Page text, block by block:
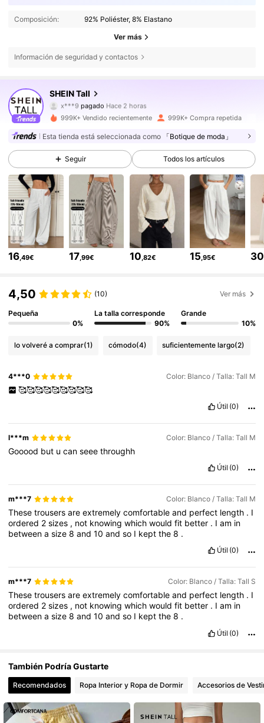
Composición: 92% Poliéster, 8% Elastano
Ver más
Información de seguridad y contactos
SHEIN Tall
4,81
1M Seguidores
j***kseguido haceHace 30 minutos
4,81 1M Seguidores
1M Seguidores
4,81 1M Seguidores
4,81
4,81 1M Seguidores
4,81 1M Seguidores
999K+ Vendido recientemente 999K+ Compra repetida
Esta tienda está seleccionada como 「Botique de moda」
Seguir Todos los artículos
16,49€ 17,99€ 10,82€ 15,95€ 30
4,50 (10) Ver más
Pequeña
0%
La talla corresponde
90%
Grande
10%
lo volveré a comprar(1) cómodo(4) suficientemente largo(2)
4***0 Color: Blanco / Talla: Tall M
🥰🥰🥰🥰🥰🥰🥰🥰🥰
Útil (0)
l***m Color: Blanco / Talla: Tall M
Gooood but ucanseeethroughh
Útil (0)
m***7 Color: Blanco / Talla: Tall M
Thesetrousersareextremelycomfortableand perfect length . I
ordered 2sizes , not knowingwhichwouldfit better . Iam in
betweenasize8and10andso I keptthe8 .
Útil (0)
m***7 Color: Blanco / Talla: Tall S
Thesetrousersareextremelycomfortableand perfect length . I
ordered 2sizes , not knowingwhichwouldfit better . Iam in
betweenasize8and10andso I keptthe8 .
Útil (0)
También Podría Gustarte
Recomendados Ropa Interior y Ropa de Dormir Accesorios de